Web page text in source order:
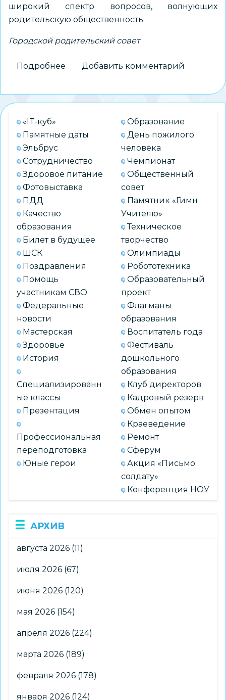
широкий спектр вопросов, волнующих
родительскую общественность.
Городской родительский совет
Подробнее
родительский
совет
департамент
образования:
курс
на
сотрудничество
Добавить комментарий
«IT-куб»
Памятные даты
Эльбрус
Сотрудничество
Здоровое питание
Фотовыставка
ПДД
Качество
образования
Билет в будущее
ШСК
Поздравления
Помощь
участникам СВО
Федеральные
новости
Мастерская
Здоровье
История
Специализированн
ые классы
Презентация
Профессиональная
переподготовка
Юные герои
Образование
День пожилого
человека
Чемпионат
Общественный
совет
Памятник «Гимн
Учителю»
Техническое
творчество
Олимпиады
Робототехника
Образовательный
проект
Флагманы
образования
Воспитатель года
Фестиваль
дошкольного
образования
Клуб директоров
Кадровый резерв
Обмен опытом
Краеведение
Ремонт
Сферум
Акция «Письмо
солдату»
Конференция НОУ
АРХИВ
августа 2026 (11)
июля 2026 (67)
июня 2026 (120)
мая 2026 (154)
апреля 2026 (224)
марта 2026 (189)
февраля 2026 (178)
января 2026 (124)